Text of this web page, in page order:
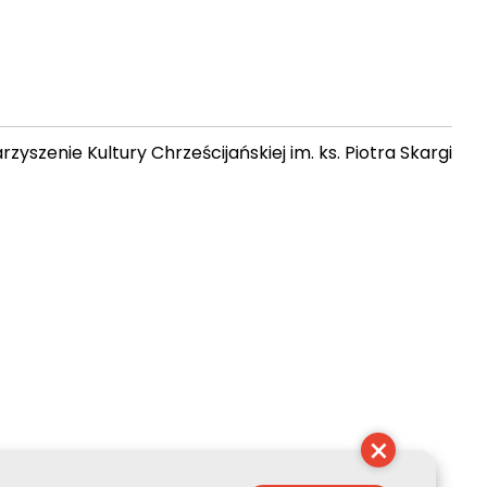
Kultury Chrześcijańskiej im. ks. Piotra Skargi
×